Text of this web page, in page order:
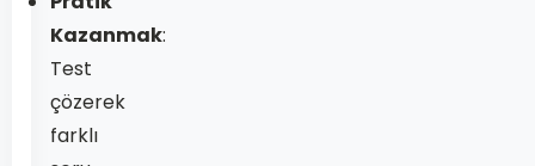
Kazanmak:
Test
çözerek
farklı